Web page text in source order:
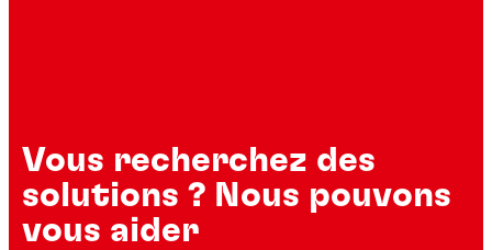
Vous recherchez des
solutions ? Nous pouvons
vous aider